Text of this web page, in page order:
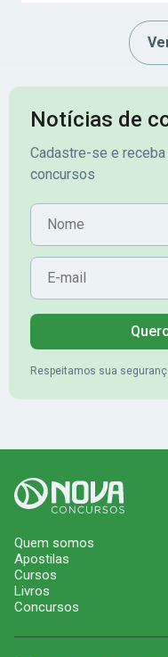
superior com
Notícias de
Cadastre-se e
concursos
Nome
E-mail
Respeitamos sua
Quem somos
Apostilas
Cursos
Livros
Concursos